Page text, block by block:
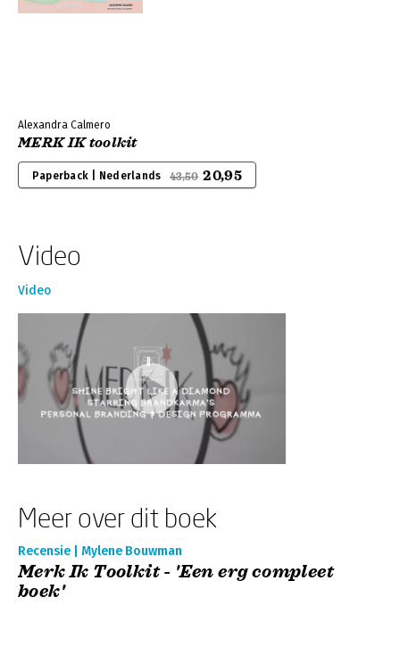
Alexandra Calmero
MERK IK toolkit
Paperback | Nederlands 43,50 20,95
Video
Video
Meer over dit boek
Recensie | Mylene Bouwman
Merk Ik Toolkit - 'Een erg compleet
boek'